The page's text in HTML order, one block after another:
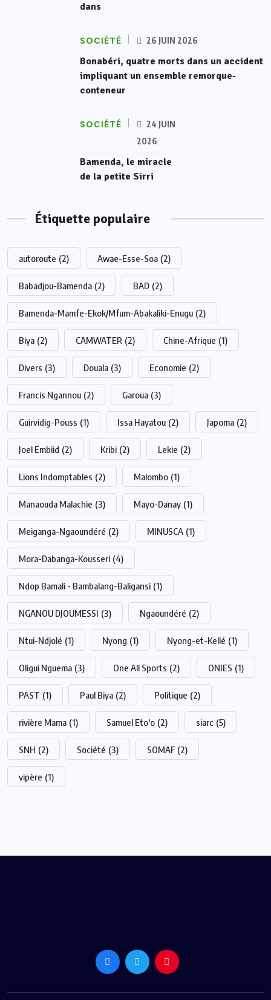
dans
SOCIÉTÉ 26 JUIN 2026
Bonabéri, quatre morts dans un accident
impliquant un ensemble remorque-
conteneur
SOCIÉTÉ
24 JUIN
2026
Bamenda, le miracle
de la petite Sirri
Étiquette populaire
autoroute (2) Awae-Esse-Soa (2)
Babadjou-Bamenda (2) BAD (2)
Bamenda-Mamfe-Ekok/Mfum-Abakaliki-Enugu (2)
Biya (2) CAMWATER (2) Chine-Afrique (1)
Divers (3) Douala (3) Economie (2)
Francis Ngannou (2) Garoua (3)
Guirvidig-Pouss (1) Issa Hayatou (2) Japoma (2)
Joel Embiid (2) Kribi (2) Lekie (2)
Lions Indomptables (2) Malombo (1)
Manaouda Malachie (3) Mayo-Danay (1)
Meiganga-Ngaoundéré (2) MINUSCA (1)
Mora-Dabanga-Kousseri (4)
Ndop Bamali - Bambalang-Baligansi (1)
NGANOU DJOUMESSI (3) Ngaoundéré (2)
Ntui-Ndjolé (1) Nyong (1) Nyong-et-Kellé (1)
Oligui Nguema (3) One All Sports (2) ONIES (1)
PAST (1) Paul Biya (2) Politique (2)
rivière Mama (1) Samuel Eto'o (2) siarc (5)
SNH (2) Société (3) SOMAF (2)
vipère (1)